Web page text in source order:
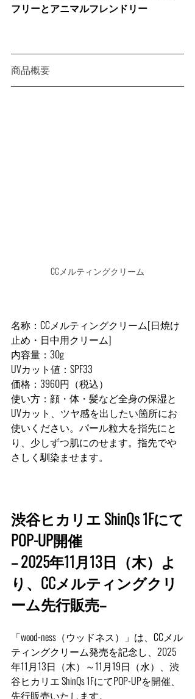
フリーとアニマルフレンドリー
商品概要
CCメルティングクリーム
名称：CCメルティングクリーム[日焼け
止め・日中用クリーム]
内容量：30g
UVカット値：SPF33
価格：3960円（税込）
使い方：顔・体・髪など全身の保湿と
UVカット、ツヤ感を出したい箇所にお
使いください。パール粒大を指先にと
り、少しずつ肌にのせます。指先でや
さしく馴染ませます。
渋谷ヒカリエ ShinQs 1Fにて
POP-UP開催
– 2025年11月13日（木）よ
り、CCメルティングクリ
ーム先行販売–
「wood-ness（ウッドネス）」は、CCメル
ティングクリーム発売を記念し、2025
年11月13日（木）～11月19日（水）、渋
谷ヒカリエ ShinQs 1FにてPOP-UPを開催、
先行販売いたします。